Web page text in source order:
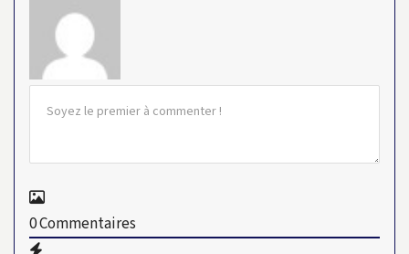
0Commentaires